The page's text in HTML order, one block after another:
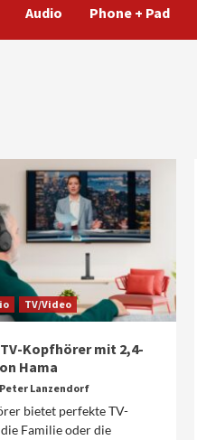
Audio Phone + Pad
TV/Video
Kopfhörer mit 2,4-
Hama
Peter Lanzendorf
bietet perfekte TV-
Familie oder die